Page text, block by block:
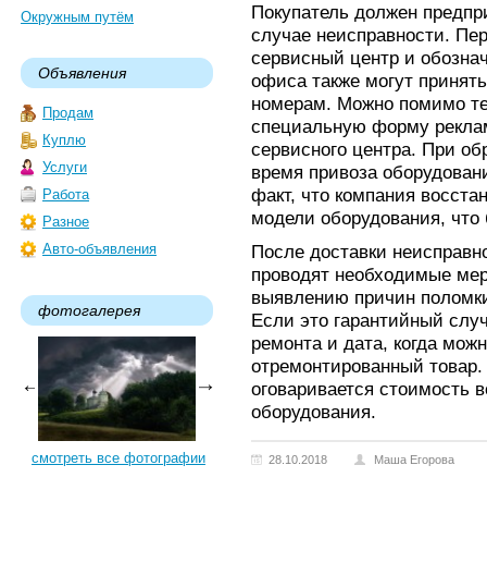
Окружным путём
Объявления
Продам
Куплю
Услуги
Работа
Разное
Авто-объявления
фотогалерея
смотреть все фотографии
Покупатель должен
случае неисправности.
сервисный центр и
офиса также могут
номерам. Можно помимо
специальную форму
сервисного центра. При
время привоза
факт, что компания
модели оборудования,
После доставки
проводят необходимые
выявлению причин
Если это гарантийный
ремонта и дата, когда
отремонтированный
оговаривается стоимость
оборудования.
28.10.2018 Маша Егорова